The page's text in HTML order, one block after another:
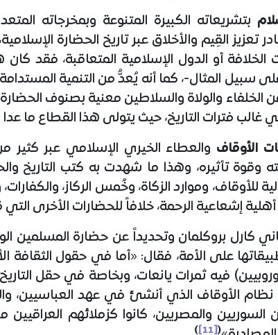
بتشريعاته الكبيرة المتنوعة وبمخرجاته
تعزيز القِيم والأخلاق عبر تاريخ الحضارة
الخلافة أو الدول الإسلامية المتعاقبة، فقد
سبيل المثال-، كما أنه يُعدُّ من التنمية
الخلفاء والولاة والسلاطين معنية بصنوف
غالب فترات التاريخ، حيث يتولى هذا القطاع ما
الأوقاف والعطاء الخيري الإسلامي عبر
وقوة تأثيره، وهذا ما شهدت به كتب التاريخ
للأوقاف، وموارد الزكاة، وخُمس الركاز،
إشعاعية الرحمة، خلافاً للحضارات الأخرى
كارل بروكلمان وتحديداً عن حضارة
على الأمة، فقال: «أما في حقول الثقافة
فيه ثمرات يانعات، وبخاصة في حقل
الأوقاف الذي أنشئ في عهد العباسيين،
السوريين والمصريين، كانوا كزملائهم
(
[11]
)